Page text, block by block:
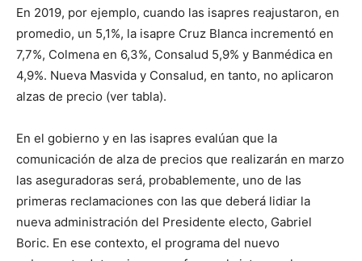
En 2019, por ejemplo, cuando las isapres reajustaron, en
promedio, un 5,1%, la isapre Cruz Blanca incrementó en
7,7%, Colmena en 6,3%, Consalud 5,9% y Banmédica en
4,9%. Nueva Masvida y Consalud, en tanto, no aplicaron
alzas de precio (ver tabla).
En el gobierno y en las isapres evalúan que la
comunicación de alza de precios que realizarán en marzo
las aseguradoras será, probablemente, uno de las
primeras reclamaciones con las que deberá lidiar la
nueva administración del Presidente electo, Gabriel
Boric. En ese contexto, el programa del nuevo